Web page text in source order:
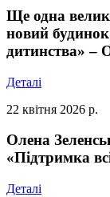
Ще одна
новий
дитинства» –
Деталі
22 квітня 2026 р.
Олена
«Підтримка
Деталі